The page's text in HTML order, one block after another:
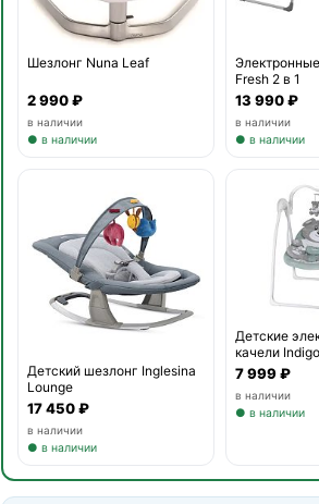
Шезлонг Nuna Leaf
2 990 ₽
в наличии
● в наличии
Fresh 2 в 1
13 990 ₽
в наличии
● в наличии
Детский шезлонг Inglesina
Lounge
17 450 ₽
в наличии
● в наличии
Детские
качели
7 999 ₽
в наличии
● в наличии